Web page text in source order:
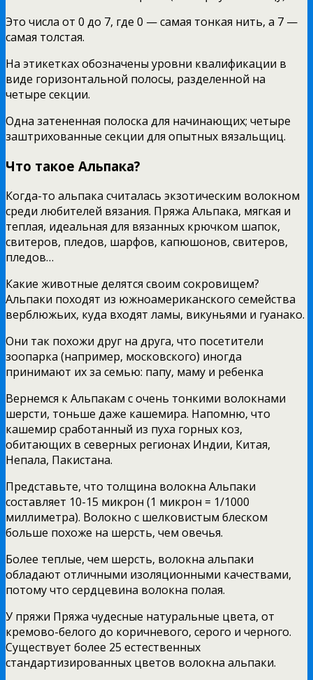
Это числа от 0 до 7, где 0 — самая тонкая нить, а 7 —
самая толстая.
На этикетках обозначены уровни квалификации в
виде горизонтальной полосы, разделенной на
четыре секции.
Одна затененная полоска для начинающих; четыре
заштрихованные секции для опытных вязальщиц.
Что такое Альпака?
Когда-то альпака считалась экзотическим волокном
среди любителей вязания. Пряжа Альпака, мягкая и
теплая, идеальная для вязанных крючком шапок,
свитеров, пледов, шарфов, капюшонов, свитеров,
пледов…
Какие животные делятся своим сокровищем?
Альпаки походят из южноамериканского семейства
верблюжьих, куда входят ламы, викуньями и гуанако.
Они так похожи друг на друга, что посетители
зоопарка (например, московского) иногда
принимают их за семью: папу, маму и ребенка
Вернемся к Альпакам с очень тонкими волокнами
шерсти, тоньше даже кашемира. Напомню, что
кашемир сработанный из пуха горных коз,
обитающих в северных регионах Индии, Китая,
Непала, Пакистана.
Представьте, что толщина волокна Альпаки
составляет 10-15 микрон (1 микрон = 1/1000
миллиметра). Волокно с шелковистым блеском
больше похоже на шерсть, чем овечья.
Более теплые, чем шерсть, волокна альпаки
обладают отличными изоляционными качествами,
потому что сердцевина волокна полая.
У пряжи Пряжа чудесные натуральные цвета, от
кремово-белого до коричневого, серого и черного.
Существует более 25 естественных
стандартизированных цветов волокна альпаки.